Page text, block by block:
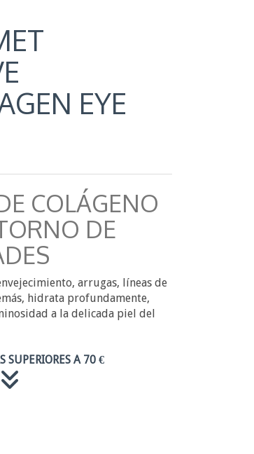
EYE
COLÁGENO
DE
arrugas, líneas de
hidrata profundamente,
a la delicada piel del
SUPERIORES A 70 €